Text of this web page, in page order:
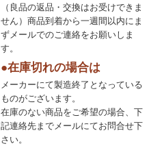
（良品の返品・交換はお受けできま
せん）商品到着から一週間以内にま
ずメールでのご連絡をお願いしま
す。
●在庫切れの場合は
メーカーにて製造終了となっている
ものがございます。
在庫のない商品をご希望の場合、下
記連絡先までメールにてお問合せ下
さい。